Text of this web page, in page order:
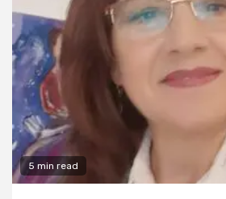
5 min read